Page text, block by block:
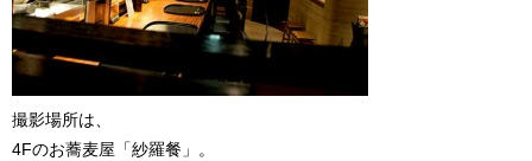
撮影場所は、
4Fのお蕎麦屋「紗羅餐」。